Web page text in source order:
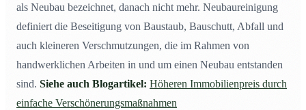
als Neubau bezeichnet, danach nicht mehr. Neubaureinigung
definiert die Beseitigung von Baustaub, Bauschutt, Abfall und
auch kleineren Verschmutzungen, die im Rahmen von
handwerklichen Arbeiten in und um einen Neubau entstanden
sind. Siehe auch Blogartikel: Höheren Immobilienpreis durch
einfache Verschönerungsmaßnahmen